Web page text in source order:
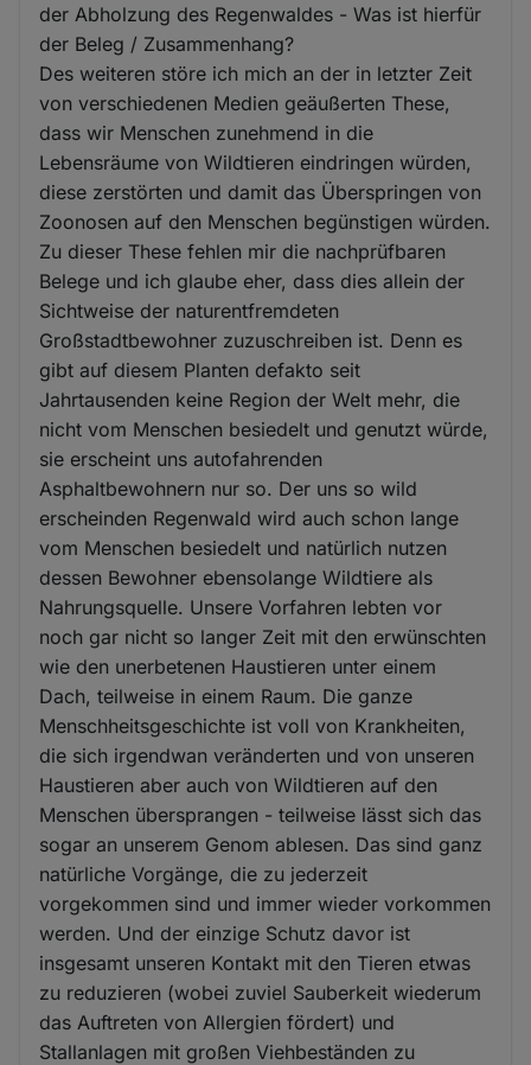
der Abholzung des Regenwaldes - Was ist hierfür
der Beleg / Zusammenhang?
Des weiteren störe ich mich an der in letzter Zeit
von verschiedenen Medien geäußerten These,
dass wir Menschen zunehmend in die
Lebensräume von Wildtieren eindringen würden,
diese zerstörten und damit das Überspringen von
Zoonosen auf den Menschen begünstigen würden.
Zu dieser These fehlen mir die nachprüfbaren
Belege und ich glaube eher, dass dies allein der
Sichtweise der naturentfremdeten
Großstadtbewohner zuzuschreiben ist. Denn es
gibt auf diesem Planten defakto seit
Jahrtausenden keine Region der Welt mehr, die
nicht vom Menschen besiedelt und genutzt würde,
sie erscheint uns autofahrenden
Asphaltbewohnern nur so. Der uns so wild
erscheinden Regenwald wird auch schon lange
vom Menschen besiedelt und natürlich nutzen
dessen Bewohner ebensolange Wildtiere als
Nahrungsquelle. Unsere Vorfahren lebten vor
noch gar nicht so langer Zeit mit den erwünschten
wie den unerbetenen Haustieren unter einem
Dach, teilweise in einem Raum. Die ganze
Menschheitsgeschichte ist voll von Krankheiten,
die sich irgendwan veränderten und von unseren
Haustieren aber auch von Wildtieren auf den
Menschen übersprangen - teilweise lässt sich das
sogar an unserem Genom ablesen. Das sind ganz
natürliche Vorgänge, die zu jederzeit
vorgekommen sind und immer wieder vorkommen
werden. Und der einzige Schutz davor ist
insgesamt unseren Kontakt mit den Tieren etwas
zu reduzieren (wobei zuviel Sauberkeit wiederum
das Auftreten von Allergien fördert) und
Stallanlagen mit großen Viehbeständen zu